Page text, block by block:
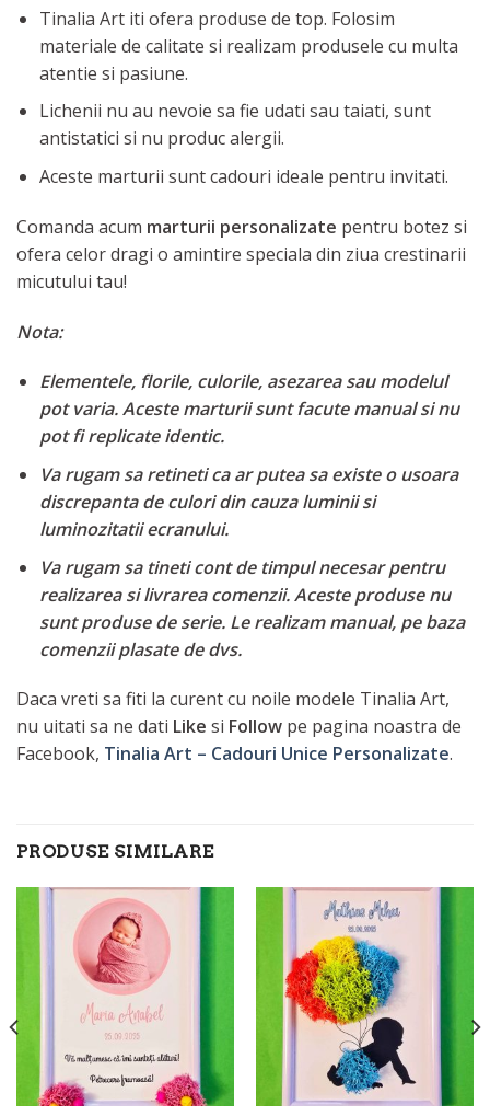
Tinalia Art iti ofera produse de top. Folosim
materiale de calitate si realizam produsele cu multa
atentie si pasiune.
Lichenii nu au nevoie sa fie udati sau taiati, sunt
antistatici si nu produc alergii.
Aceste marturii sunt cadouri ideale pentru invitati.
Comanda acum marturii personalizate pentru botez si
ofera celor dragi o amintire speciala din ziua crestinarii
micutului tau!
Nota:
Elementele, florile, culorile, asezarea sau modelul
pot varia. Aceste marturii sunt facute manual si nu
pot fi replicate identic.
Va rugam sa retineti ca ar putea sa existe o usoara
discrepanta de culori din cauza luminii si
luminozitatii ecranului.
Va rugam sa tineti cont de timpul necesar pentru
realizarea si livrarea comenzii. Aceste produse nu
sunt produse de serie. Le realizam manual, pe baza
comenzii plasate de dvs.
Daca vreti sa fiti la curent cu noile modele Tinalia Art,
nu uitati sa ne dati Like si Follow pe pagina noastra de
Facebook, Tinalia Art – Cadouri Unice Personalizate.
PRODUSE SIMILARE